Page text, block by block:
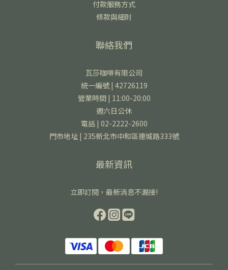
付款服務方式
條款與細則
聯絡我們
瓦莎咖啡有限公司
統一編號 | 42726119
營業時間 | 11:00-20:00
週六日公休
電話 | 02-2222-2600
門市地址 | 235新北市中和區連城路333號
最新資訊
立即訂閱，最新消息不漏接!